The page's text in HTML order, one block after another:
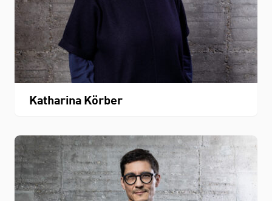
Katharina Körber